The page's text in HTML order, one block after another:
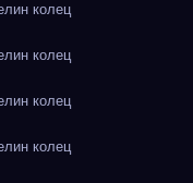
колец
колец
колец
колец